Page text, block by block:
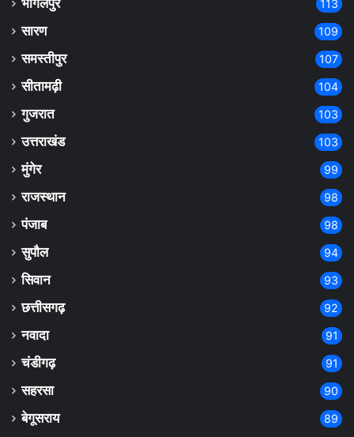
भागलपुर 113
सारण 109
समस्तीपुर 107
सीतामढ़ी 104
गुजरात 103
उत्तराखंड 103
मुंगेर 99
राजस्थान 98
पंजाब 98
सुपौल 94
सिवान 93
छत्तीसगढ़ 92
नवादा 91
चंडीगढ़ 91
सहरसा 90
बेगूसराय 89